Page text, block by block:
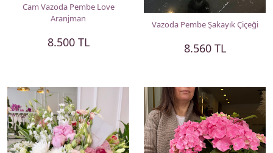
Cam Vazoda Pembe Love
Aranjman
8.500 TL
Vazoda Pembe Şakayık Çiçeği
8.560 TL